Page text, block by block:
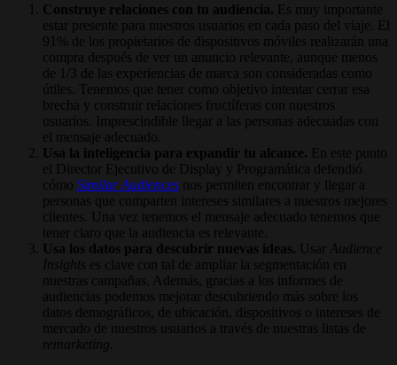
Construye relaciones con tu audiencia. Es muy importante
estar presente para nuestros usuarios en cada paso del viaje. El
91% de los propietarios de dispositivos móviles realizarán una
compra después de ver un anuncio relevante, aunque menos
de 1/3 de las experiencias de marca son consideradas como
útiles. Tenemos que tener como objetivo intentar cerrar esa
brecha y construir relaciones fructíferas con nuestros
usuarios. Imprescindible llegar a las personas adecuadas con
el mensaje adecuado.
Usa la inteligencia para expandir tu alcance. En este punto
el Director Ejecutivo de Display y Programática defendió
cómo Similar Audiences nos permiten encontrar y llegar a
personas que comparten intereses similares a nuestros mejores
clientes. Una vez tenemos el mensaje adecuado tenemos que
tener claro que la audiencia es relevante.
Usa los datos para descubrir nuevas ideas. Usar
Audience
Insights es clave con tal de ampliar la segmentación en
nuestras campañas. Además, gracias a los informes de
audiencias podemos mejorar descubriendo más sobre los
datos demográficos, de ubicación, dispositivos o intereses de
mercado de nuestros usuarios a través de nuestras listas de
remarketing